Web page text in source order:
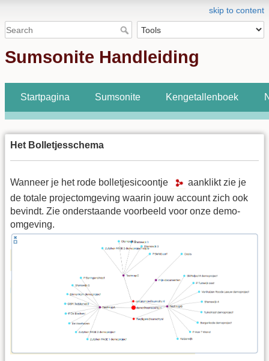
skip to content
Sumsonite Handleiding
Startpagina Sumsonite Kengetallenboek
Het Bolletjesschema
Wanneer je het rode bolletjesicoontje
aanklikt zie je
de totale projectomgeving waarin jouw account zich ook
bevindt. Zie onderstaande voorbeeld voor onze demo-
omgeving.